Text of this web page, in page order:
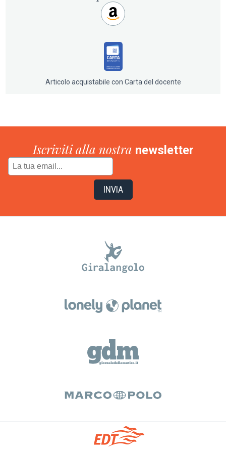
Un albo tenero e spassoso, perfetto per la lettura
serale, che celebra il caos affettuoso della vita in
notturna non è l’eccezione, è la norma. E che
Articolo acquistabile con Carta del docente
Iscriviti alla nostra newsletter